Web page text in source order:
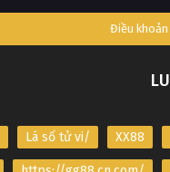
Điều
Lá số tử vi/ XX88